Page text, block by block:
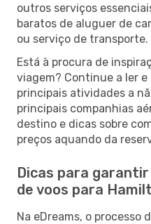
outros serviços
baratos de aluguer de
ou serviço de transporte.
Está à procura de
viagem? Continue a ler
principais atividades a
principais companhias
destino e dicas sobre
preços aquando da
Dicas para
de voos para
Na eDreams, o processo